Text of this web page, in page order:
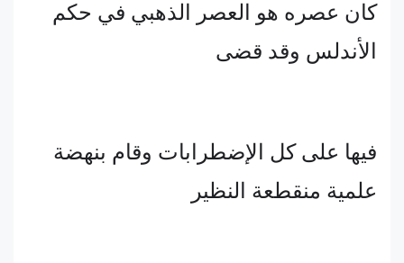
كان عصره هو العصر الذهبي في حكم
الأندلس وقد قضى
فيها على كل الإضطرابات وقام بنهضة
علمية منقطعة النظير